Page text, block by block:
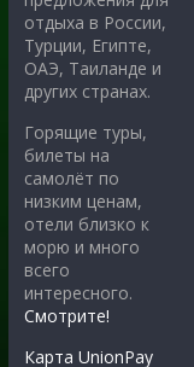
отдыха в России,
Турции, Египте,
ОАЭ, Таиланде и
других странах.
Горящие туры,
билеты на
самолёт по
низким ценам,
отели близко к
морю и много
всего
интересного.
Смотрите!
Карта UnionPay